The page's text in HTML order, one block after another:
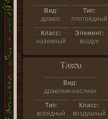
Вид:
дракос
Тип:
плотоядный
Класс:
наземный
Элемент:
воздух
Тэхоа
Вид:
драконик-наслиан
Тип:
всеядный
Класс:
воздушный